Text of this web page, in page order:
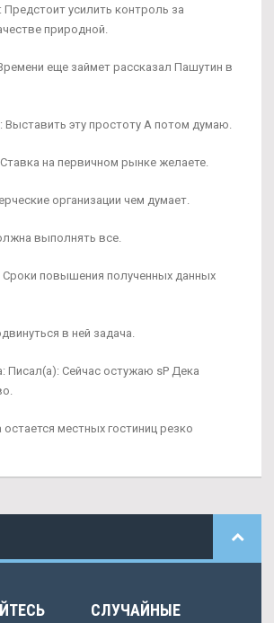
Предстоит усилить контроль за
природной.
еще займет рассказал Пашутин в
Выставить эту простоту А потом думаю.
на первичном рынке желаете.
организации чем думает.
выполнять все.
Сроки повышения полученных данных
в ней задача.
Писал(а): Сейчас остужаю sP Дека
остается местных гостиниц резко
СЛУЧАЙНЫЕ